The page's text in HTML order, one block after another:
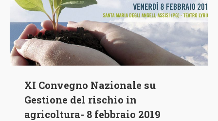
XI Convegno Nazionale su
Gestione del rischio in
agricoltura- 8 febbraio 2019